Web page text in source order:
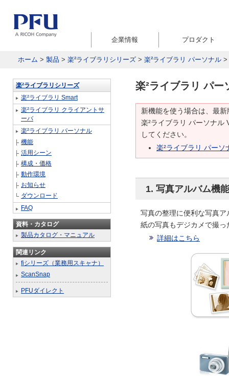
企業情報 プロダクト
ホーム > 製品 > 楽²ライブラリシリーズ > 楽²ライブラリ パーソナル >
楽²ライブラリ パ
新機能を使う場合は、最
楽²ライブラリ パーソナル
してください。
楽²ライブラリ パー
1. 写真アルバム機能
写真の整理に便利な写真
紙の写真もデジカメで撮
詳細はこちら
楽²ライブラリシリーズ
楽²ライブラリ Smart
楽²ライブラリ クライアントサ
ーバ
楽²ライブラリ パーソナル
機能
活用シーン
構成・価格
動作環境
お知らせ
ダウンロード
FAQ
資料・カタログ
製品カタログ・マニュアル
関連リンク
fiシリーズ（業務用スキャナ）
ScanSnap
PFUダイレクト